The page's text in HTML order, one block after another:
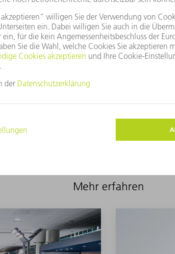
Produktkomponenten und erstellen definitive
die Produkte.
diese aus. Sie unterstützen die
die Reparatur- und Prüfabteilung.
Mehr erfahren